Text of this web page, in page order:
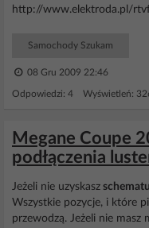
http://www.elektroda.pl/
Samochody Szukam
08 Gru 2009 22:46
Odpowiedzi: 4 Wyświetleń:
Megane Coupe
podłączenia
Jeżeli nie uzyskasz schematu
Wszystkie pozycje, i które
przewodzą. Jeżeli nie masz